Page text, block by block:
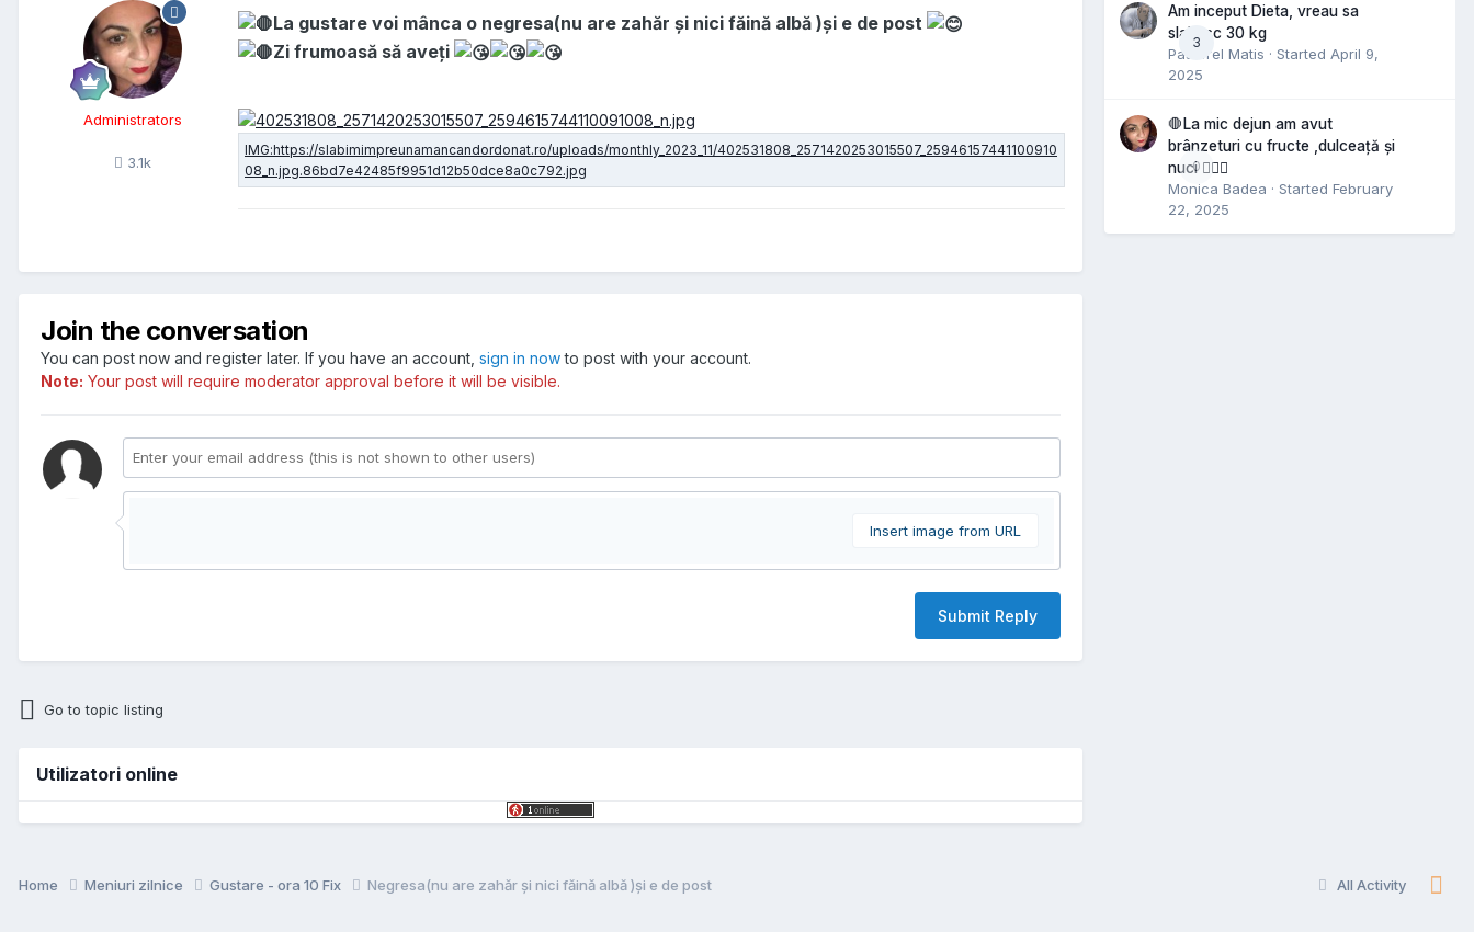
Administrators
3.1k
La gustare voi mânca o negresa(nu are zahăr și nici făină albă )și e de post
Zi frumoasă să aveți
Join the conversation
You can post now and register later. If you have an account, sign in nowto post with your account.
Note: Your post will require moderator approval before it will be visible.
Insert image from URL
Submit Reply
Go to topic listing
Utilizatori online
3
Am inceput Dieta, vreau sa
slabesc 30 kg
Pastorel Matis · Started April 9,
2025
0
🛑La mic dejun am avut
brânzeturi cu fructe ,dulceață și
nuci 🤷🏻‍♀️
Monica Badea · Started February
22, 2025
All Activity
Home Meniuri zilnice Gustare - ora 10 Fix Negresa(nu are zahăr și nici făină albă )și e de post